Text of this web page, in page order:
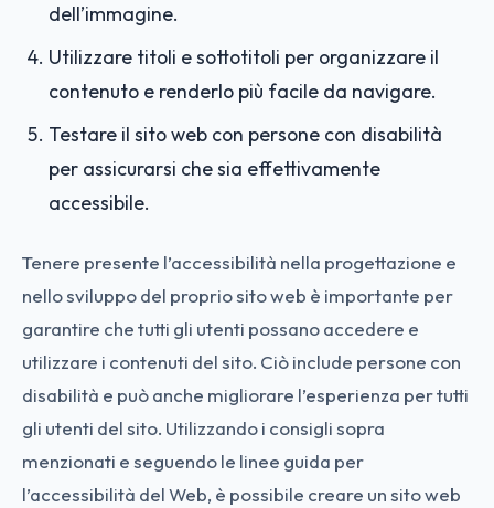
dell’immagine.
Utilizzare titoli e sottotitoli per organizzare il
contenuto e renderlo più facile da navigare.
Testare il sito web con persone con disabilità
per assicurarsi che sia effettivamente
accessibile.
Tenere presente l’accessibilità nella progettazione e
nello sviluppo del proprio sito web è importante per
garantire che tutti gli utenti possano accedere e
utilizzare i contenuti del sito. Ciò include persone con
disabilità e può anche migliorare l’esperienza per tutti
gli utenti del sito. Utilizzando i consigli sopra
menzionati e seguendo le linee guida per
l’accessibilità del Web, è possibile creare un sito web